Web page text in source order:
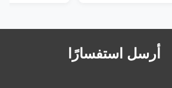
أرسل استفسارًا